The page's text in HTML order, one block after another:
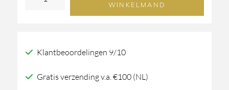
Toiletborstel
WINKELMAND
Klantbeoordelingen 9/10
Gratis verzending v.a. €100 (NL)